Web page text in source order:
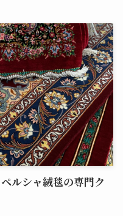
ルシャ絨毯の専門ク